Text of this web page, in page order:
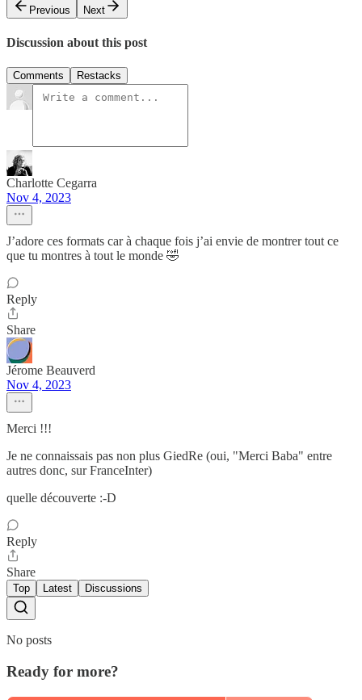
Previous
Next
Discussion about this post
Comments Restacks
Charlotte Cegarra
Nov 4, 2023
J’adore ces formats car à chaque fois j’ai envie de montrer tout ce
que tu montres à tout le monde 🤣
Reply
Share
Jérome Beauverd
Nov 4, 2023
Merci !!!
Je ne connaissais pas non plus GiedRe (oui, "Merci Baba" entre
autres donc, sur FranceInter)
quelle découverte :-D
Reply
Share
Top Latest Discussions
No posts
Ready for more?